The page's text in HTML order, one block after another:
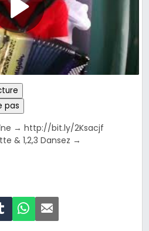
pas
→ http://bit.ly/2Ksacjf
& 1,2,3 Dansez →